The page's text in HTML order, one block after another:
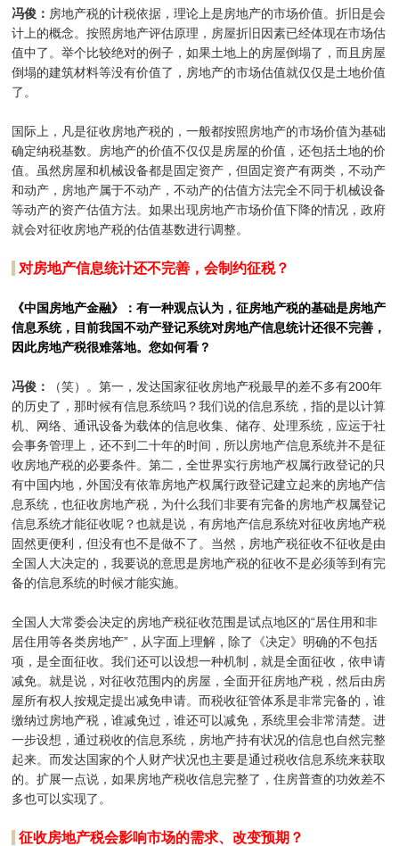
冯俊： 房地产税的计税依据，理论上是房地产的市场价值。折旧是会
计上的概念。按照房地产评估原理，房屋折旧因素已经体现在市场估
值中了。举个比较绝对的例子，如果土地上的房屋倒塌了，而且房屋
倒塌的建筑材料等没有价值了，房地产的市场估值就仅仅是土地价值
了。
国际上，凡是征收房地产税的，一般都按照房地产的市场价值为基础
确定纳税基数。房地产的价值不仅仅是房屋的价值，还包括土地的价
值。虽然房屋和机械设备都是固定资产，但固定资产有两类，不动产
和动产，房地产属于不动产，不动产的估值方法完全不同于机械设备
等动产的资产估值方法。如果出现房地产市场价值下降的情况，政府
就会对征收房地产税的估值基数进行调整。
对房地产信息统计还不完善，会制约征税？
《中国房地产金融》：有一种观点认为，征房地产税的基础是房地产
信息系统，目前我国不动产登记系统对房地产信息统计还很不完善，
因此房地产税很难落地。您如何看？
冯俊：
（笑）。第一，发达国家征收房地产税最早的差不多有200年
的历史了，那时候有信息系统吗？我们说的信息系统，指的是以计算
机、网络、通讯设备为载体的信息收集、储存、处理系统，应运于社
会事务管理上，还不到二十年的时间，所以房地产信息系统并不是征
收房地产税的必要条件。第二，全世界实行房地产权属行政登记的只
有中国内地，外国没有依靠房地产权属行政登记建立起来的房地产信
息系统，也征收房地产税，为什么我们非要有完备的房地产权属登记
信息系统才能征收呢？也就是说，有房地产信息系统对征收房地产税
固然更便利，但没有也不是做不了。当然，房地产税征收不征收是由
全国人大决定的，我要说的意思是房地产税的征收不是必须等到有完
备的信息系统的时候才能实施。
全国人大常委会决定的房地产税征收范围是试点地区的“居住用和非
居住用等各类房地产”，从字面上理解，除了《决定》明确的不包括
项，是全面征收。我们还可以设想一种机制，就是全面征收，依申请
减免。就是说，对征收范围内的房屋，全面开征房地产税，然后由房
屋所有权人按规定提出减免申请。而税收征管体系是非常完备的，谁
缴纳过房地产税，谁减免过，谁还可以减免，系统里会非常清楚。进
一步设想，通过税收的信息系统，房地产持有状况的信息也自然完整
起来。而发达国家的个人财产状况也主要是通过税收信息系统来获取
的。扩展一点说，如果房地产税收信息完整了，住房普查的功效差不
多也可以实现了。
征收房地产税会影响市场的需求、改变预期？